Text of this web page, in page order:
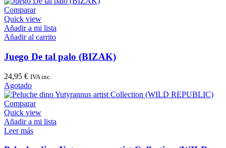
Comparar
Quick view
Añadir a mi lista
Añadir al carrito
Juego De tal palo (BIZAK)
24,95 € IVA inc.
Agotado
Comparar
Quick view
Añadir a mi lista
Leer más